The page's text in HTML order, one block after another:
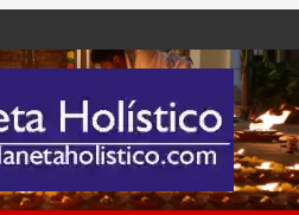
alternativas holísticas, cursos,